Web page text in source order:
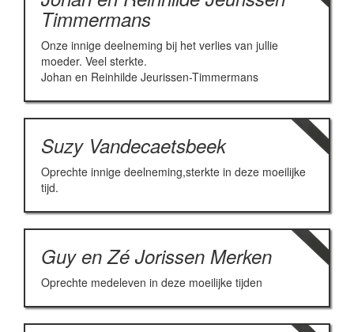
Timmermans
Onze innige deelneming bij het verlies van jullie
moeder. Veel sterkte.
Johan en Reinhilde Jeurissen-Timmermans
Suzy Vandecaetsbeek
Oprechte innige deelneming,sterkte in deze moeilijke
tijd.
Guy en Zé Jorissen Merken
Oprechte medeleven in deze moeilijke tijden